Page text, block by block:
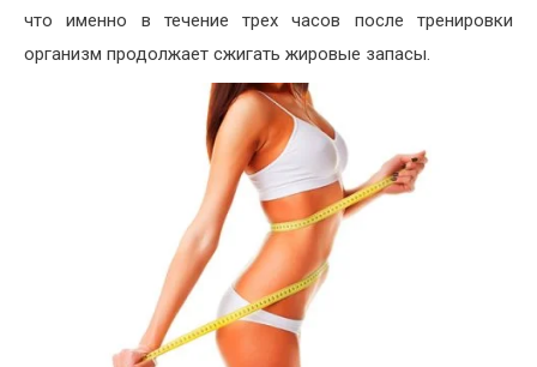
что именно в течение трех часов после тренировки
организм продолжает сжигать жировые запасы.